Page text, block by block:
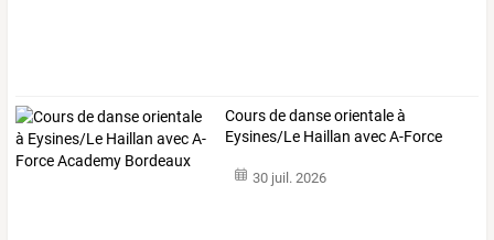
Coursdedanseorientaleà
Eysines/Le Haillan avecA-Force
30 juil. 2026